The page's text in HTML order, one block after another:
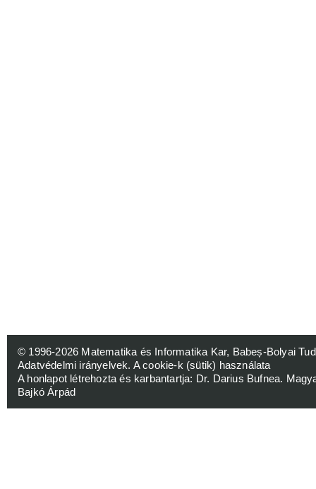
© 1996-2026 Matematika és Informatika Kar, Babeș-Bolyai
Adatvédelmi irányelvek. A cookie-k (sütik) használata
A honlapot létrehozta és karbantartja: Dr. Darius Bufnea.
Bajkó Árpád